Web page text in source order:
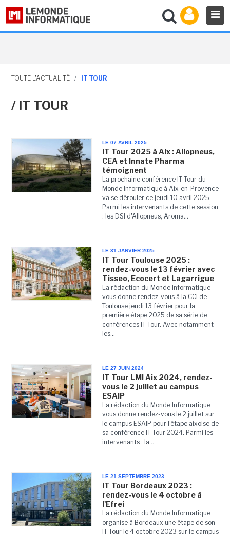
TOUTE L'ACTUALITÉ / IT TOUR
/ IT TOUR
LE 07 AVRIL 2025
IT Tour 2025 à Aix : Allopneus,
CEA et Innate Pharma
témoignent
La prochaine conférence IT Tour du
Monde Informatique à Aix-en-Provence
va se dérouler ce jeudi 10 avril 2025.
Parmi les intervenants de cette session
: les DSI d'Allopneus, Aroma...
LE 31 JANVIER 2025
IT Tour Toulouse 2025 :
rendez-vous le 13 février avec
Tisseo, Ecocert et Lagarrigue
La rédaction du Monde Informatique
vous donne rendez-vous à la CCI de
Toulouse jeudi 13 février pour la
première étape 2025 de sa série de
conférences IT Tour. Avec notamment
les...
LE 27 JUIN 2024
IT Tour LMI Aix 2024, rendez-
vous le 2 juillet au campus
ESAIP
La rédaction du Monde Informatique
vous donne rendez-vous le 2 juillet sur
le campus ESAIP pour l'étape aixoise de
sa conférence IT Tour 2024. Parmi les
intervenants : la...
LE 21 SEPTEMBRE 2023
IT Tour Bordeaux 2023 :
rendez-vous le 4 octobre à
l'Efrei
La rédaction du Monde Informatique
organise à Bordeaux une étape de son
IT Tour le 4 octobre 2023 sur le campus